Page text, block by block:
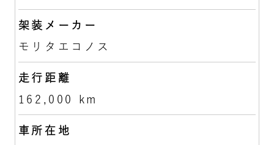
架装メーカー
モリタエコノス
走行距離
162,000 km
車所在地